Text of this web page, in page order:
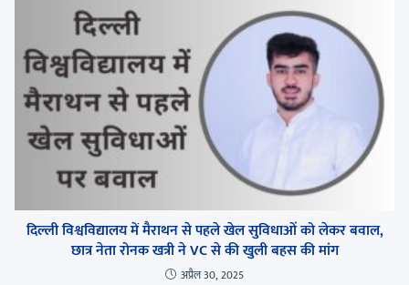
दिल्ली विश्वविद्यालय में मैराथन से पहले खेल सुविधाओं को लेकर बवाल,
छात्र नेता रोनक खत्री ने VC से की खुली बहस की मांग
अप्रैल 30, 2025